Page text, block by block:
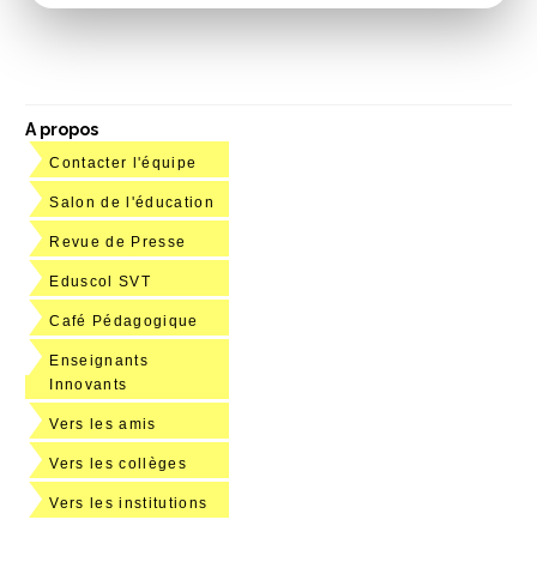
A propos
Contacter l'équipe
Salon de l'éducation
Revue de Presse
Eduscol SVT
Café Pédagogique
Enseignants
Innovants
Vers les amis
Vers les collèges
Vers les institutions